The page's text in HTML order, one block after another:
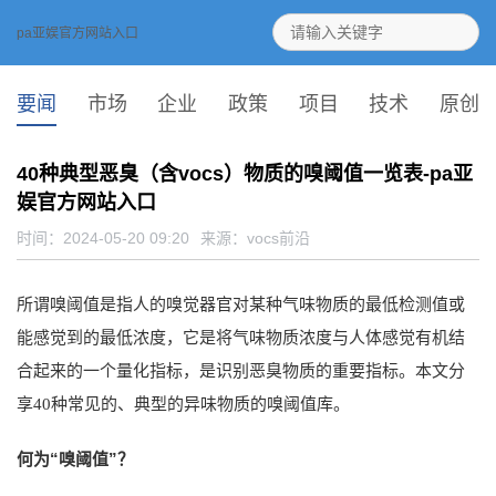
pa亚娱官方网站入口
要闻 市场 企业 政策 项目 技术 原创
40种典型恶臭（含vocs）物质的嗅阈值一览表-pa亚
娱官方网站入口
时间：2024-05-20 09:20 来源： vocs前沿
所谓嗅阈值是指人的嗅觉器官对某种气味物质的最低检测值或
能感觉到的最低浓度，它是将气味物质浓度与人体感觉有机结
合起来的一个量化指标，是识别恶臭物质的重要指标。本文分
享40种常见的、典型的异味物质的嗅阈值库。
何为“嗅阈值”？